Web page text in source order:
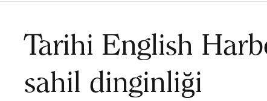
Tarihi English
sahil dinginliği